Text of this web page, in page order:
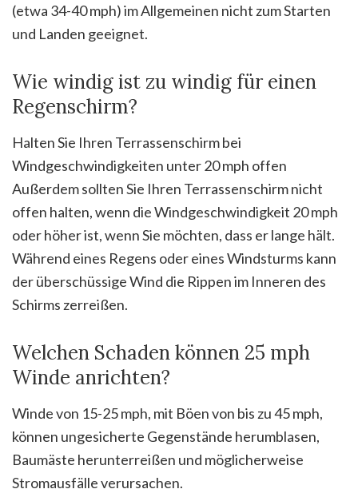
(etwa 34-40 mph) im Allgemeinen nicht zum Starten
und Landen geeignet.
Wie windig ist zu windig für einen
Regenschirm?
Halten Sie Ihren Terrassenschirm bei
Windgeschwindigkeiten unter 20 mph offen
Außerdem sollten Sie Ihren Terrassenschirm nicht
offen halten, wenn die Windgeschwindigkeit 20 mph
oder höher ist, wenn Sie möchten, dass er lange hält.
Während eines Regens oder eines Windsturms kann
der überschüssige Wind die Rippen im Inneren des
Schirms zerreißen.
Welchen Schaden können 25 mph
Winde anrichten?
Winde von 15-25 mph, mit Böen von bis zu 45 mph,
können ungesicherte Gegenstände herumblasen,
Baumäste herunterreißen und möglicherweise
Stromausfälle verursachen.